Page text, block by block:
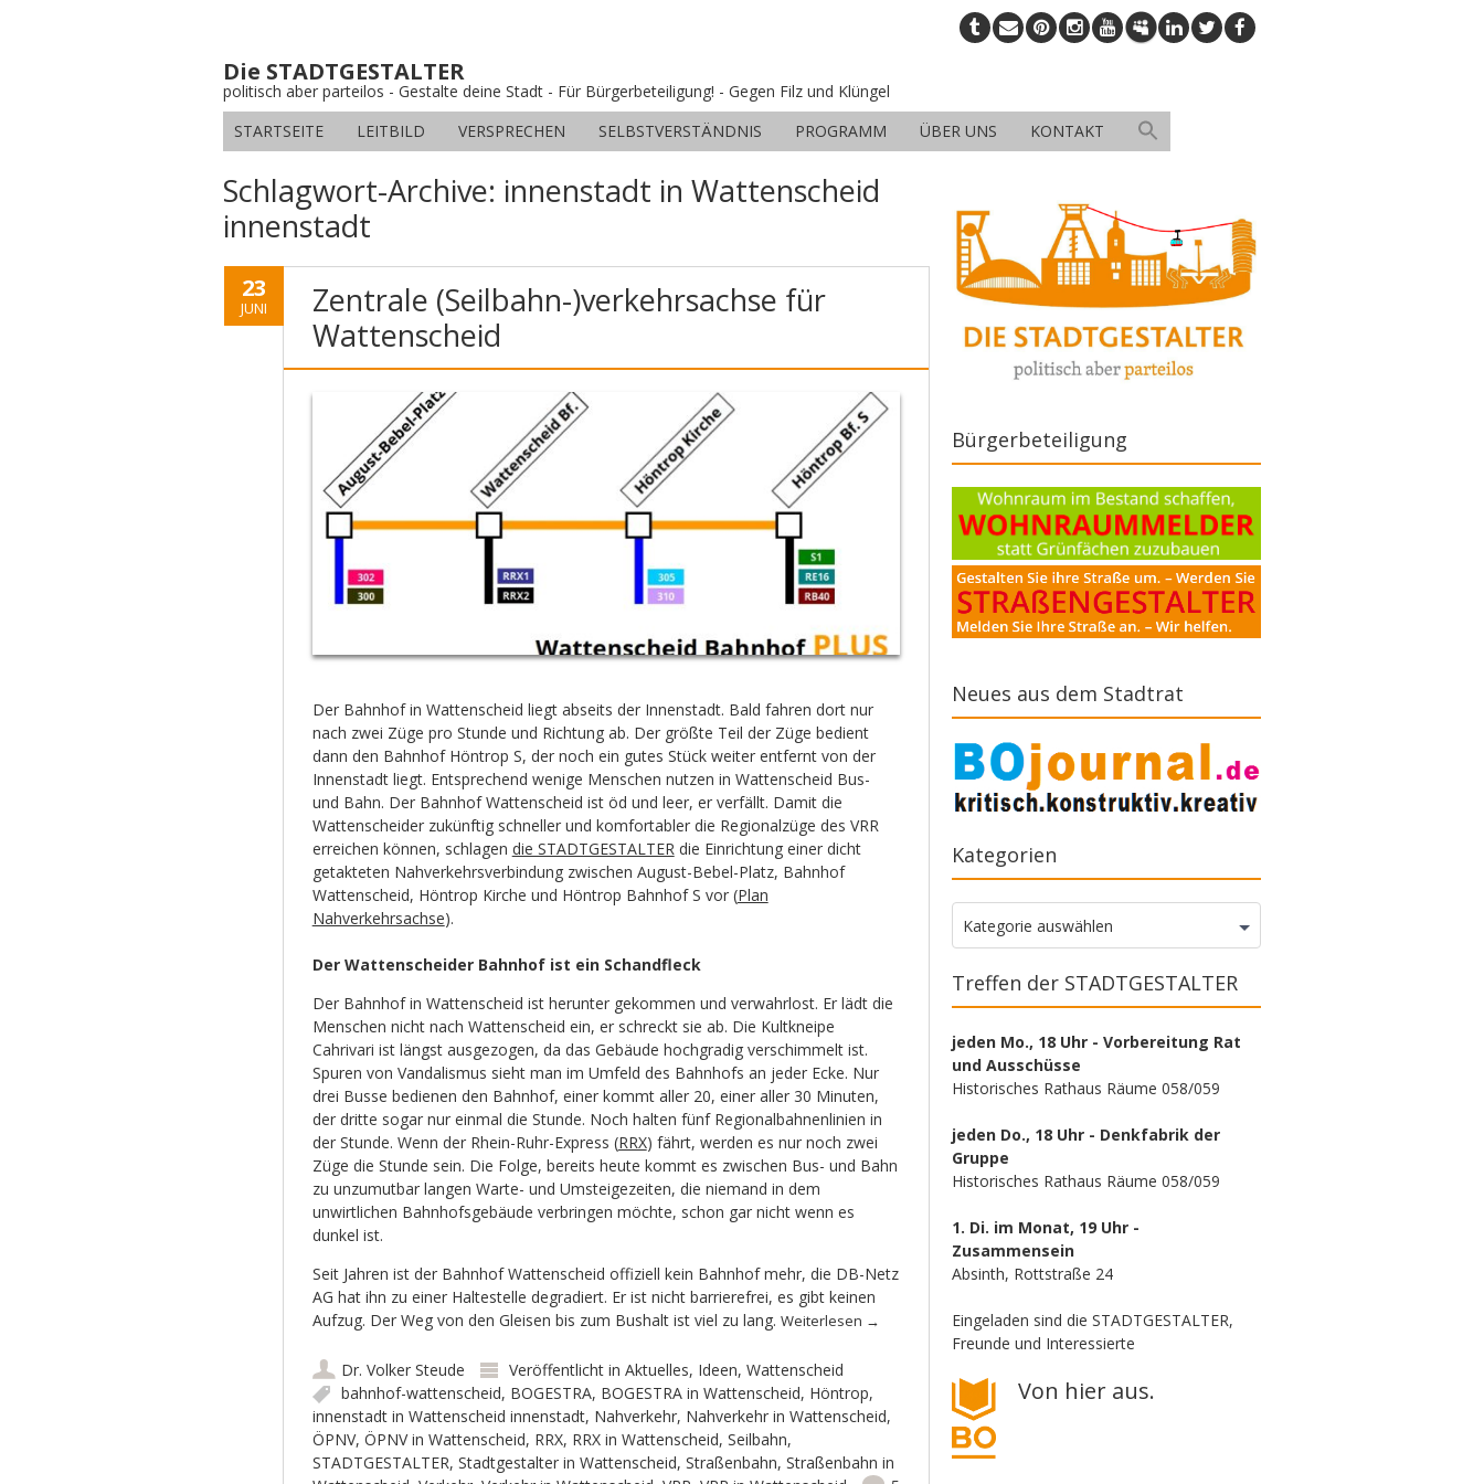
Die STADTGESTALTER
politisch aber parteilos - Gestalte deine Stadt - Für Bürgerbeteiligung! - Gegen Filz und Klüngel
STARTSEITE
LEITBILD VERSPRECHEN SELBSTVERSTÄNDNIS PROGRAMM ÜBER UNS KONTAKT
Schlagwort-Archive: innenstadt in Wattenscheid
innenstadt
23
JUNI
Zentrale (Seilbahn-)verkehrsachse für
Wattenscheid
Der Bahnhof in Wattenscheid liegt abseits der Innenstadt. Bald fahren dort nur
nach zwei Züge pro Stunde und Richtung ab. Der größte Teil der Züge bedient
dann den Bahnhof Höntrop S, der noch ein gutes Stück weiter entfernt von der
Innenstadt liegt. Entsprechend wenige Menschen nutzen in Wattenscheid Bus-
und Bahn. Der Bahnhof Wattenscheid ist öd und leer, er verfällt. Damit die
Wattenscheider zukünftig schneller und komfortabler die Regionalzüge des VRR
erreichen können, schlagen die STADTGESTALTERdie Einrichtung einer dicht
getakteten Nahverkehrsverbindung zwischen August-Bebel-Platz, Bahnhof
Wattenscheid, Höntrop Kirche und Höntrop Bahnhof S vor (Plan
Nahverkehrsachse).
Der Wattenscheider Bahnhof ist ein Schandfleck
Der Bahnhof in Wattenscheid ist herunter gekommen und verwahrlost. Er lädt die
Menschen nicht nach Wattenscheid ein, er schreckt sie ab. Die Kultkneipe
Cahrivari ist längst ausgezogen, da das Gebäude hochgradig verschimmelt ist.
Spuren von Vandalismus sieht man im Umfeld des Bahnhofs an jeder Ecke. Nur
drei Busse bedienen den Bahnhof, einer kommt aller 20, einer aller 30 Minuten,
der dritte sogar nur einmal die Stunde. Noch halten fünf Regionalbahnenlinien in
der Stunde. Wenn der Rhein-Ruhr-Express (RRX) fährt, werden es nur noch zwei
Züge die Stunde sein. Die Folge, bereits heute kommt es zwischen Bus- und Bahn
zu unzumutbar langen Warte- und Umsteigezeiten, die niemand in dem
unwirtlichen Bahnhofsgebäude verbringen möchte, schon gar nicht wenn es
dunkel ist.
Seit Jahren ist der Bahnhof Wattenscheid offiziell kein Bahnhof mehr, die DB-Netz
AG hat ihn zu einer Haltestelle degradiert. Er ist nicht barrierefrei, es gibt keinen
Aufzug. Der Weg von den Gleisen bis zum Bushalt ist viel zu lang. Weiterlesen →
Dr. Volker Steude Veröffentlicht in Aktuelles, Ideen, Wattenscheid
bahnhof-wattenscheid, BOGESTRA, BOGESTRA in Wattenscheid, Höntrop,
innenstadt in Wattenscheid innenstadt, Nahverkehr, Nahverkehr in Wattenscheid,
ÖPNV, ÖPNV in Wattenscheid, RRX, RRX in Wattenscheid, Seilbahn,
STADTGESTALTER, Stadtgestalter in Wattenscheid, Straßenbahn, Straßenbahn in
Bürgerbeteiligung
Neues aus dem Stadtrat
Kategorien
Kategorien
Kategorie auswählen
Treffen der STADTGESTALTER
jeden Mo., 18 Uhr - Vorbereitung Rat
und Ausschüsse
Historisches Rathaus Räume 058/059
jeden Do., 18 Uhr - Denkfabrik der
Gruppe
Historisches Rathaus Räume 058/059
1. Di. im Monat, 19 Uhr -
Zusammensein
Absinth, Rottstraße 24
Eingeladen sind die STADTGESTALTER,
Freunde und Interessierte
Von hier aus.